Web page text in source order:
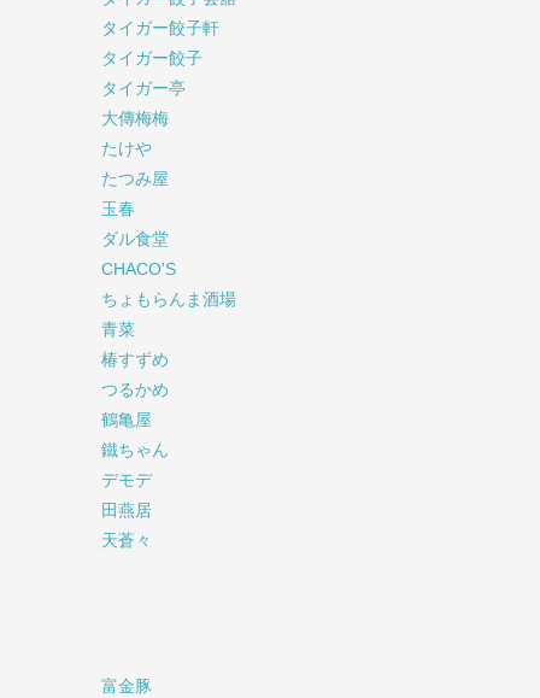
タイガー餃子軒
タイガー餃子
タイガー亭
大傳梅梅
たけや
たつみ屋
玉春
ダル食堂
CHACO'S
ちょもらんま酒場
青菜
椿すずめ
つるかめ
鶴亀屋
鐵ちゃん
デモデ
田燕居
天蒼々
富金豚